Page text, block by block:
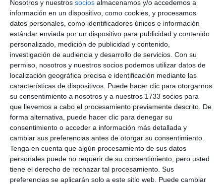
Nosotros y nuestros socios almacenamos y/o accedemos a
información en un dispositivo, como cookies, y procesamos
datos personales, como identificadores únicos e información
estándar enviada por un dispositivo para publicidad y contenido
personalizado, medición de publicidad y contenido,
investigación de audiencia y desarrollo de servicios. Con su
permiso, nosotros y nuestros socios podemos utilizar datos de
localización geográfica precisa e identificación mediante las
características de dispositivos. Puede hacer clic para otorgarnos
su consentimiento a nosotros y a nuestros 1733 socios para
que llevemos a cabo el procesamiento previamente descrito. De
forma alternativa, puede hacer clic para denegar su
consentimiento o acceder a información más detallada y
cambiar sus preferencias antes de otorgar su consentimiento.
Tenga en cuenta que algún procesamiento de sus datos
personales puede no requerir de su consentimiento, pero usted
tiene el derecho de rechazar tal procesamiento. Sus
preferencias se aplicarán solo a este sitio web. Puede cambiar